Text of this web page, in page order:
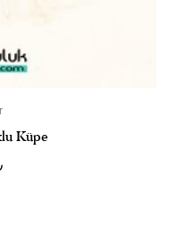
Küpe